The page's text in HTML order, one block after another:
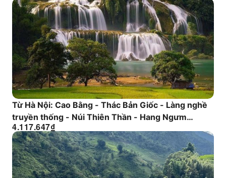
Từ Hà Nội: Cao Bằng - Thác Bản Giốc - Làng nghề
truyền thống - Núi Thiên Thần - Hang Ngưm
Ngỗng - 2 ngày 1 đêm / Xe riêng - Nhóm nhỏ
₫
4.117.647